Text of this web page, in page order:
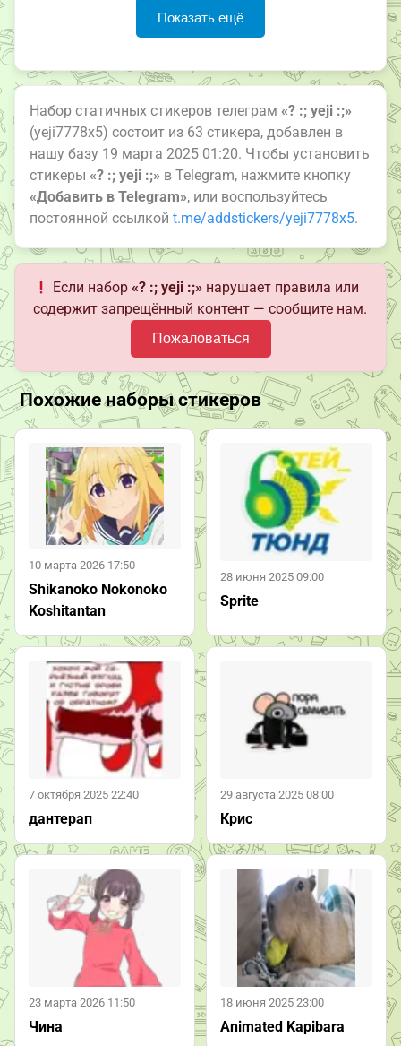
Показать ещё
Набор статичных стикеров телеграм «? :; yeji :;»
(yeji7778x5) состоит из 63 стикера, добавлен в
нашу базу 19 марта 2025 01:20. Чтобы установить
стикеры «? :; yeji :;» в Telegram, нажмите кнопку
«Добавить в Telegram», или воспользуйтесь
постоянной ссылкой t.me/addstickers/yeji7778x5.
Если набор«? :; yeji :;» нарушает правила или
содержит запрещённый контент — сообщите нам.
Пожаловаться
Похожие наборы стикеров
10 марта 2026 17:50
Shikanoko Nokonoko
Koshitantan
28 июня 2025 09:00
Sprite
7 октября 2025 22:40
дантерап
29 августа 2025 08:00
Крис
23 марта 2026 11:50
Чина
18 июня 2025 23:00
Animated Kapibara